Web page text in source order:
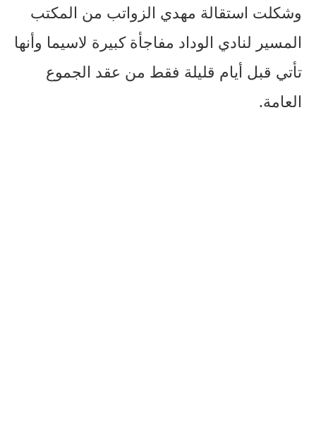
وشكلت استقالة مهدي الزواتب من المكتب
المسير لنادي الوداد مفاجأة كبيرة لاسيما وأنها
تأتي قبل أيام قليلة فقط من عقد الجموع
العامة.